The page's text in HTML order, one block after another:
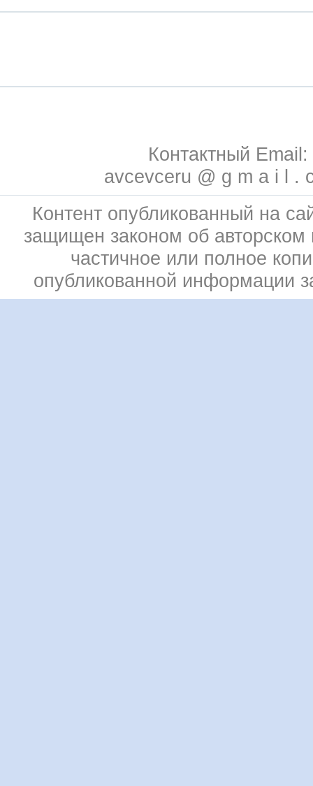
Контактный Email:
avcevceru @ g m a i l .
Контент опубликованный на
защищен законом об
частичное или полное
опубликованной информации